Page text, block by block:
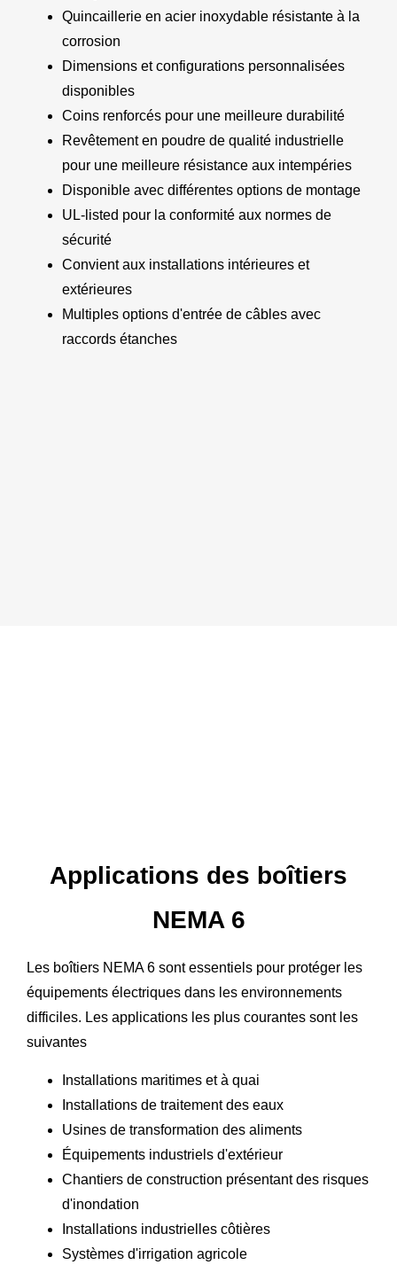
Quincaillerie en acier inoxydable résistante à la
corrosion
Dimensions et configurations personnalisées
disponibles
Coins renforcés pour une meilleure durabilité
Revêtement en poudre de qualité industrielle
pour une meilleure résistance aux intempéries
Disponible avec différentes options de montage
UL-listed pour la conformité aux normes de
sécurité
Convient aux installations intérieures et
extérieures
Multiples options d'entrée de câbles avec
raccords étanches
Applications des boîtiers
NEMA 6
Les boîtiers NEMA 6 sont essentiels pour protéger les
équipements électriques dans les environnements
difficiles. Les applications les plus courantes sont les
suivantes
Installations maritimes et à quai
Installations de traitement des eaux
Usines de transformation des aliments
Équipements industriels d'extérieur
Chantiers de construction présentant des risques
d'inondation
Installations industrielles côtières
Systèmes d'irrigation agricole